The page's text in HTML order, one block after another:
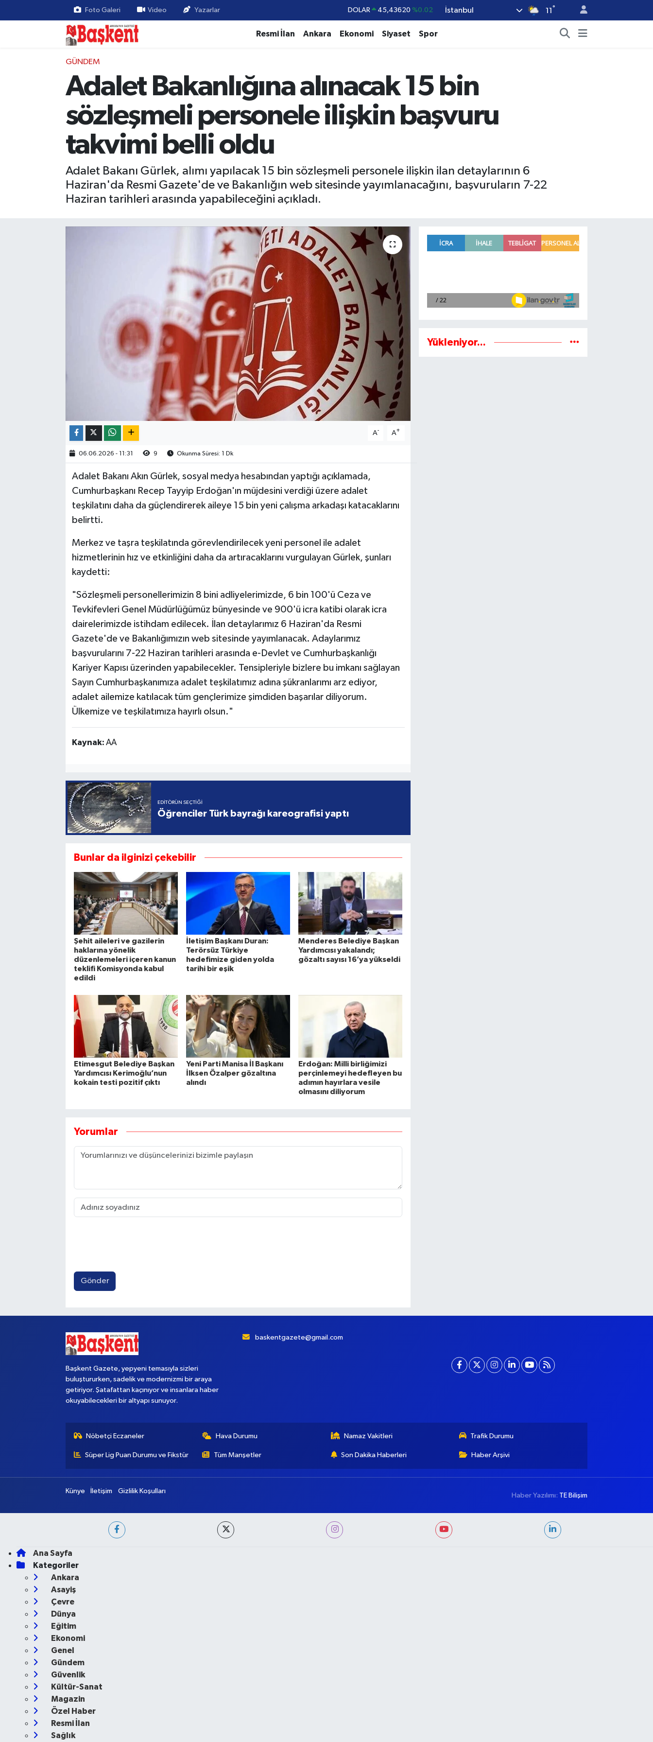
Foto Galeri Video Yazarlar DOLAR 45,43620 %0.02
BİST100 14.598,00 %0
BITCOIN 79.591,74 %-1.82
İstanbul 11 °
Resmi İlan Ankara Ekonomi Siyaset Spor
GÜNDEM
Adalet Bakanlığına alınacak 15 bin
sözleşmeli personele ilişkin başvuru
takvimi belli oldu
Adalet Bakanı Gürlek, alımı yapılacak 15 bin sözleşmeli personele ilişkin ilan detaylarının 6
Haziran'da Resmi Gazete'de ve Bakanlığın web sitesinde yayımlanacağını, başvuruların 7-22
Haziran tarihleri arasında yapabileceğini açıkladı.
A- A+
06.06.2026 - 11:31 9 Okunma Süresi: 1 Dk
Adalet Bakanı Akın Gürlek, sosyal medya hesabından yaptığı açıklamada,
Cumhurbaşkanı Recep Tayyip Erdoğan'ın müjdesini verdiği üzere adalet
teşkilatını daha da güçlendirerek aileye 15 bin yeni çalışma arkadaşı katacaklarını
belirtti.
Merkez ve taşra teşkilatında görevlendirilecek yeni personel ile adalet
hizmetlerinin hız ve etkinliğini daha da artıracaklarını vurgulayan Gürlek, şunları
kaydetti:
"Sözleşmeli personellerimizin 8 bini adliyelerimizde, 6 bin 100'ü Ceza ve
Tevkifevleri Genel Müdürlüğümüz bünyesinde ve 900'ü icra katibi olarak icra
dairelerimizde istihdam edilecek. İlan detaylarımız 6 Haziran'da Resmi
Gazete'de ve Bakanlığımızın web sitesinde yayımlanacak. Adaylarımız
başvurularını 7-22 Haziran tarihleri arasında e-Devlet ve Cumhurbaşkanlığı
Kariyer Kapısı üzerinden yapabilecekler. Tensipleriyle bizlere bu imkanı sağlayan
Sayın Cumhurbaşkanımıza adalet teşkilatımız adına şükranlarımı arz ediyor,
adalet ailemize katılacak tüm gençlerimize şimdiden başarılar diliyorum.
Ülkemize ve teşkilatımıza hayırlı olsun."
Kaynak: AA
EDITÖRÜN SEÇTIĞI
Öğrenciler Türk bayrağı kareografisi yaptı
Bunlar da ilginizi çekebilir
Şehit aileleri ve gazilerin
haklarına yönelik
düzenlemeleri içeren kanun
teklifi Komisyonda kabul
edildi
İletişim Başkanı Duran:
Terörsüz Türkiye
hedefimize giden yolda
tarihi bir eşik
Menderes Belediye Başkan
Yardımcısı yakalandı;
gözaltı sayısı 16’ya yükseldi
Etimesgut Belediye Başkan
Yardımcısı Kerimoğlu’nun
kokain testi pozitif çıktı
Yeni Parti Manisa İl Başkanı
İlksen Özalper gözaltına
alındı
Erdoğan: Milli birliğimizi
perçinlemeyi hedefleyen bu
adımın hayırlara vesile
olmasını diliyorum
Yorumlar
Gönder
Yükleniyor...
Başkent Gazete, yepyeni temasıyla sizleri
buluştururken, sadelik ve modernizmi bir araya
getiriyor. Şatafattan kaçınıyor ve insanlara haber
okuyabilecekleri bir altyapı sunuyor.
baskentgazete@gmail.com
Nöbetçi Eczaneler Hava Durumu Namaz Vakitleri Trafik Durumu
Süper Lig Puan Durumu ve Fikstür Tüm Manşetler Son Dakika Haberleri Haber Arşivi
Künye İletişim Gizlilik Koşulları
Haber Yazılımı: TE Bilişim
Ana Sayfa
Kategoriler
Ankara
Asayiş
Çevre
Dünya
Eğitim
Ekonomi
Genel
Gündem
Güvenlik
Kültür-Sanat
Magazin
Özel Haber
Resmi İlan
Sağlık